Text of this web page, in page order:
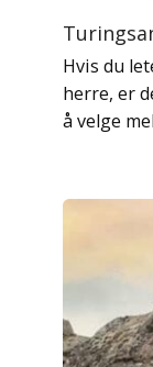
Hvis du
herre, er
å velge